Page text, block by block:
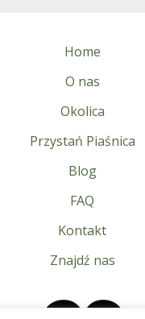
Home
O nas
Okolica
Przystań Piaśnica
Blog
FAQ
Kontakt
Znajdź nas